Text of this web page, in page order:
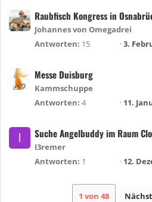
Raubfisch Kongress in
Johannes von Omegadrei
Antworten 15 3.
Messe Duisburg
Kammschuppe
Antworten 4 11.
I Suche Angelbuddy im Raum
I3remer
Antworten 1 12.
1 von 48